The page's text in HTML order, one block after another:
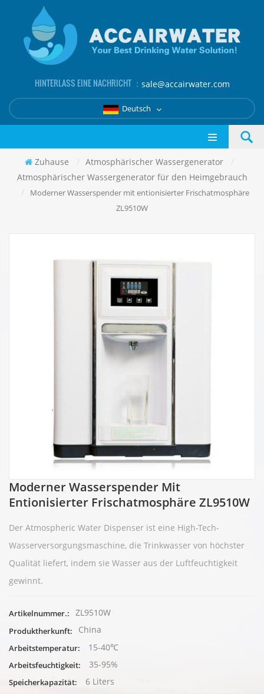
HINTERLASS EINE NACHRICHT ： sale@accairwater.com
Deutsch
Zuhause / Atmosphärischer Wassergenerator
/
Atmosphärischer Wassergenerator für den Heimgebrauch
/
Moderner Wasserspender mit entionisierter Frischatmosphäre
ZL9510W
Moderner Wasserspender Mit
Entionisierter Frischatmosphäre ZL9510W
Der Atmospheric Water Dispenser ist eine High-Tech-
Wasserversorgungsmaschine, die Trinkwasser von höchster
Qualität liefert, indem sie Wasser aus der Luftfeuchtigkeit
gewinnt.
Artikelnummer.: ZL9510W
Produktherkunft: China
Arbeitstemperatur: 15-40℃
Arbeitsfeuchtigkeit: 35-95%
Speicherkapazität: 6 Liters